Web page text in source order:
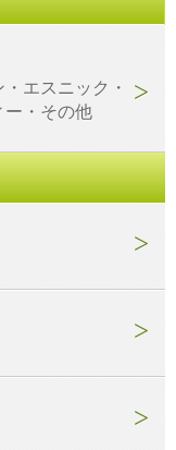
エスニック・
ー・その他